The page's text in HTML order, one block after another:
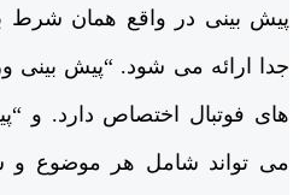
پیش بینی در واقع همان شرط
جدا ارائه می شود. “پیش بینی
های فوتبال اختصاص دارد. و
می تواند شامل هر موضوع و